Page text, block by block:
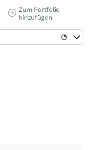
Zum Portfolio
hinzufügen